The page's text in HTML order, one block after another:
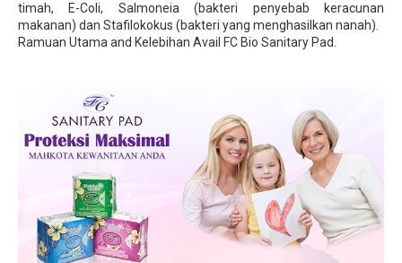
timah, E-Coli, Salmoneia (bakteri penyebab keracunan
makanan) dan Stafilokokus (bakteri yang menghasilkan nanah).
Ramuan Utama and Kelebihan Avail FC Bio Sanitary Pad.